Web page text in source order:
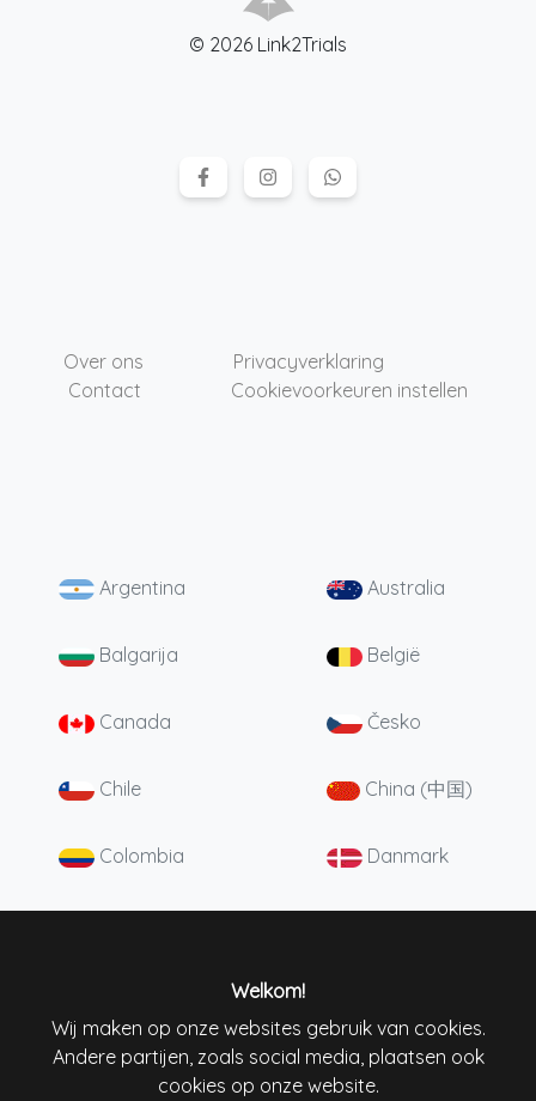
© 2026 Link2Trials
Over ons
Privacyverklaring
Contact
Cookievoorkeuren instellen
Argentina Australia
Balgarija België
Canada Česko
Chile China (中国)
Colombia Danmark
Ireland Italiana
Welkom!
Wij maken op onze websites gebruik van cookies.
Andere partijen, zoals social media, plaatsen ook
cookies op onze website.